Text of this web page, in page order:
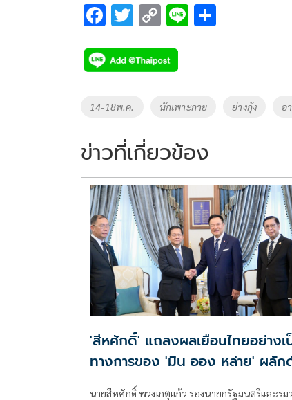
F
e
b
o
k
T
tt
er
C
p
y
Li
k
Li
Tags
14-18พ.ค. นักเพาะกาย ย่างกุ้ง อ
ข่าวที่เกี่ยวข้อง
'สีหศักดิ์' แถลงผลเยือนไทยอย่างเ
ทางการของ 'มิน ออง หล่าย' ผลัก
เมียนมากลับสู่อาเซียน
นายสีหศักดิ์ พวงเกตุแก้ว รองนายกรัฐมนตรีและรม